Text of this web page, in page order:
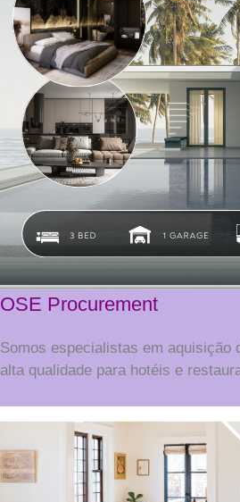
OSE Procurement
Somos especialistas em aquisição
alta qualidade para hotéis e